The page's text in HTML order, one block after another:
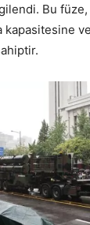
Bu füze,
kapasitesine ve